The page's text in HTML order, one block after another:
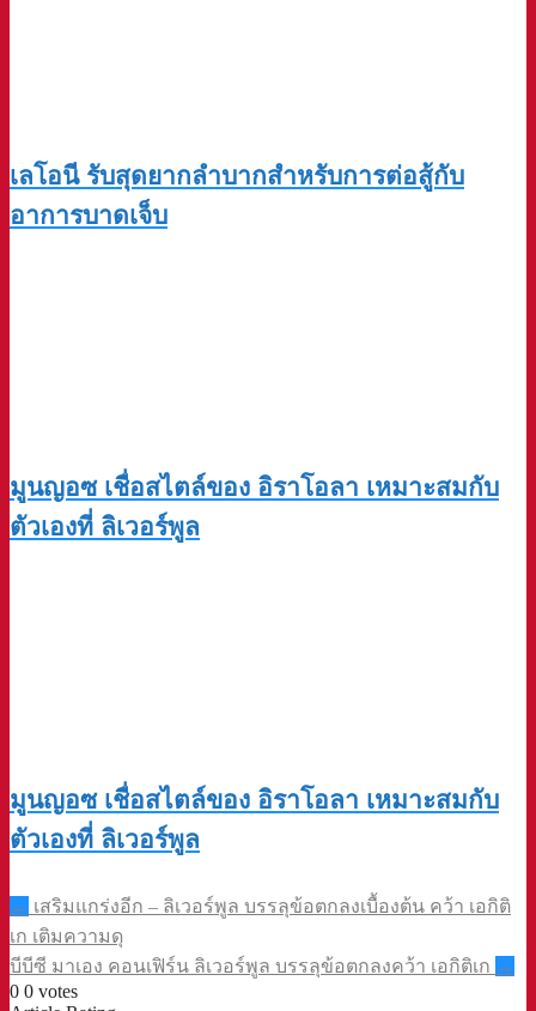
เลโอนี รับสุดยากลำบากสำหรับการต่อสู้กับ
อาการบาดเจ็บ
มูนญอซ เชื่อสไตล์ของ อิราโอลา เหมาะสมกับ
ตัวเองที่ ลิเวอร์พูล
มูนญอซ เชื่อสไตล์ของ อิราโอลา เหมาะสมกับ
ตัวเองที่ ลิเวอร์พูล
Post
navigation
← เสริมแกร่งอีก – ลิเวอร์พูล บรรลุข้อตกลงเบื้องต้น คว้า เอกิติ
เก เติมความดุ
บีบีซี มาเอง คอนเฟิร์น ลิเวอร์พูล บรรลุข้อตกลงคว้า เอกิติเก →
0 0 votes